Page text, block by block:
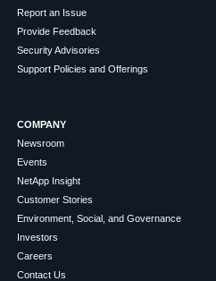
Report an Issue
Provide Feedback
Security Advisories
Support Policies and Offerings
COMPANY
Newsroom
Events
NetApp Insight
Customer Stories
Environment, Social, and Governance
Investors
Careers
Contact Us